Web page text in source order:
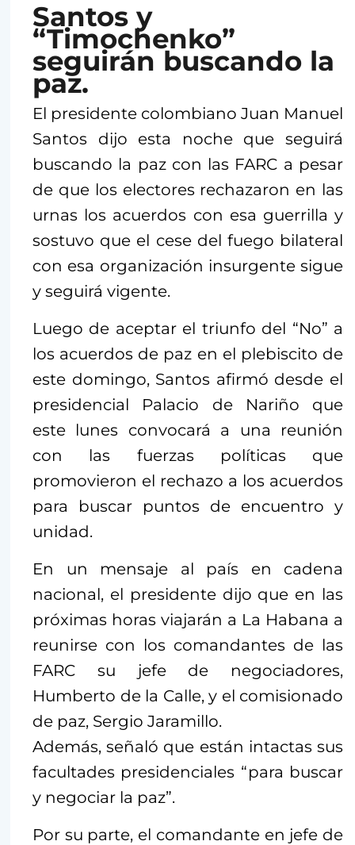
Santos y
“Timochenko”
seguirán buscando la
paz.
El presidente colombiano Juan Manuel
Santos dijo esta noche que seguirá
buscando la paz con las FARC a pesar
de que los electores rechazaron en las
urnas los acuerdos con esa guerrilla y
sostuvo que el cese del fuego bilateral
con esa organización insurgente sigue
y seguirá vigente.
Luego de aceptar el triunfo del “No” a
los acuerdos de paz en el plebiscito de
este domingo, Santos afirmó desde el
presidencial Palacio de Nariño que
este lunes convocará a una reunión
con las fuerzas políticas que
promovieron el rechazo a los acuerdos
para buscar puntos de encuentro y
unidad.
En un mensaje al país en cadena
nacional, el presidente dijo que en las
próximas horas viajarán a La Habana a
reunirse con los comandantes de las
FARC su jefe de negociadores,
Humberto de la Calle, y el comisionado
de paz, Sergio Jaramillo.
Además, señaló que están intactas sus
facultades presidenciales “para buscar
y negociar la paz”.
Por su parte, el comandante en jefe de